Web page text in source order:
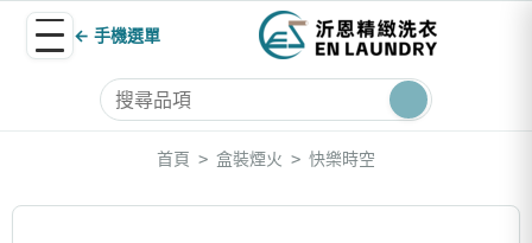
← 手機選單
首頁 > 盒裝煙火 > 快樂時空